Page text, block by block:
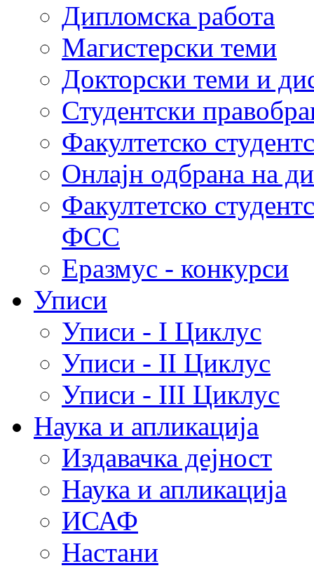
Дипломска работа
Магистерски теми
Докторски теми и
Студентски
Факултетско
Онлајн одбрана на
Факултетско
ФСС
Еразмус - конкурси
Уписи
Уписи - I Циклус
Уписи - II Циклус
Уписи - III Циклус
Наука и апликација
Издавачка дејност
Наука и апликација
ИСАФ
Настани